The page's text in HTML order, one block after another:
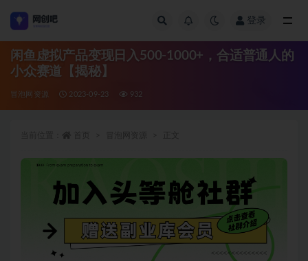
登录
闲鱼虚拟产品变现日入500-1000+，合适普通人的
小众赛道【揭秘】
冒泡网资源 2023-09-23 932